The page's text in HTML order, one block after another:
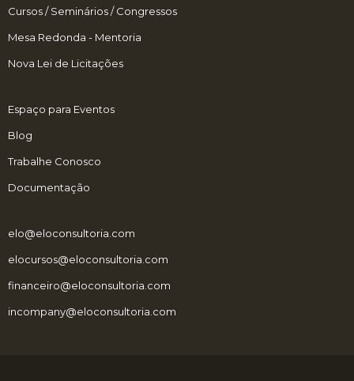
Cursos / Seminários / Congressos
Mesa Redonda - Mentoria
Nova Lei de Licitações
Espaço para Eventos
Blog
Trabalhe Conosco
Documentação
elo@eloconsultoria.com
elocursos@eloconsultoria.com
financeiro@eloconsultoria.com
incompany@eloconsultoria.com